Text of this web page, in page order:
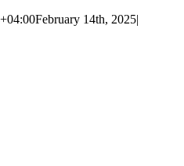
February 14th, 2025|